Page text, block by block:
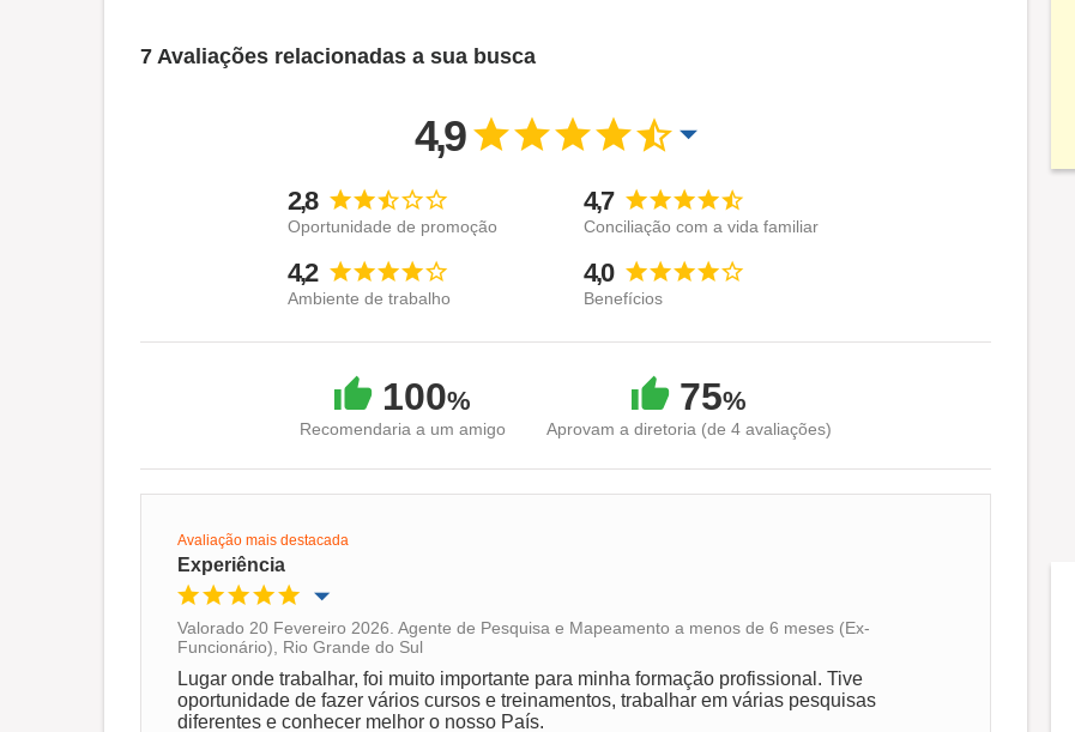
7 Avaliações relacionadas a sua busca
4,9
2,8
Oportunidade de promoção
4,7
Conciliação com a vida familiar
4,2
Ambiente de trabalho
4,0
Benefícios
100%
Recomendaria a um amigo
75%
Aprovam a diretoria (de 4 avaliações)
Avaliação mais destacada
Experiência
Oportunidade de promoção
Ambiente de trabalho Benefícios
Valorado 20 Fevereiro 2026. Agente de Pesquisa e Mapeamento a menos de 6 meses (Ex-
Funcionário), Rio Grande do Sul
Lugar onde trabalhar, foi muito importante para minha formação profissional. Tive
oportunidade de fazer vários cursos e treinamentos, trabalhar em várias pesquisas
diferentes e conhecer melhor o nosso País.